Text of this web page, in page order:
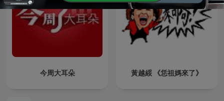
今周大耳朵 黃越綏 《恁祖媽來了》